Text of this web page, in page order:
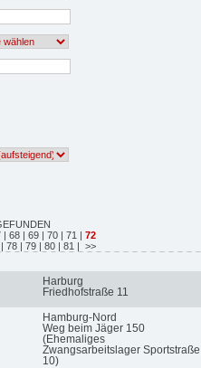
| 68 | 69 | 70 | 71 | 72
| 78 | 79 | 80 | 81 | >>
Harburg
Friedhofstraße 11
Hamburg-Nord
Weg beim Jäger 150
(Ehemaliges
Zwangsarbeitslager Sportstraße
10)